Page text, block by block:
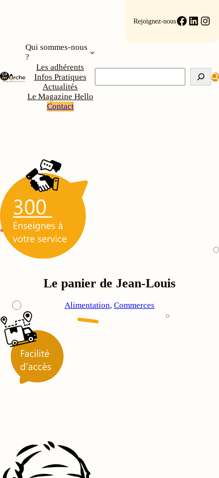
Rejoignez-nous
Qui sommes-nous
?
Les adhérents
Infos Pratiques
Actualités
Le Magazine Hello
Contact
Le panier de Jean-Louis
Alimentation, Commerces